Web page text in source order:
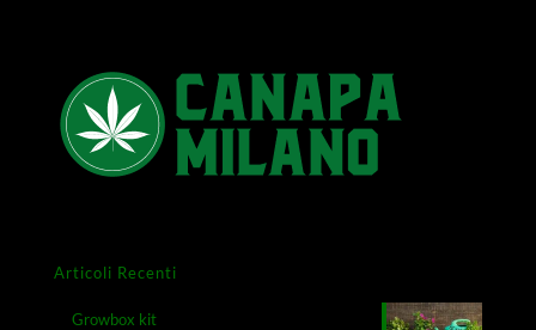
Articoli Recenti
Growbox kit